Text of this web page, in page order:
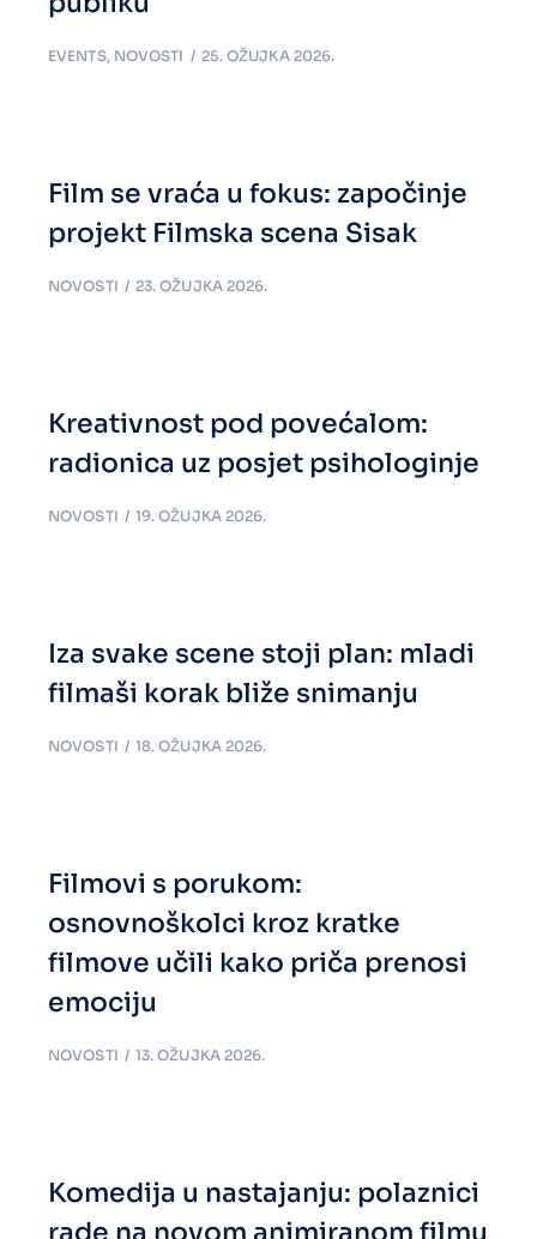
EVENTS, NOVOSTI 25. OŽUJKA 2026.
Film se vraća u fokus: započinje
projekt Filmska scena Sisak
NOVOSTI 23. OŽUJKA 2026.
Kreativnost pod povećalom:
radionica uz posjet psihologinje
NOVOSTI 19. OŽUJKA 2026.
Iza svake scene stoji plan: mladi
filmaši korak bliže snimanju
NOVOSTI 18. OŽUJKA 2026.
Filmovi s porukom:
osnovnoškolci kroz kratke
filmove učili kako priča prenosi
emociju
NOVOSTI 13. OŽUJKA 2026.
Komedija u nastajanju: polaznici
rade na novom animiranom filmu